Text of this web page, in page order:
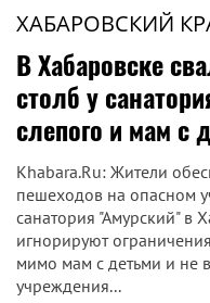
ХАБАРОВСКИЙ
В Хабаровске
столб у
слепого и мам с
Khabara.Ru: Жители
пешеходов на опасном
санатория "Амурский" в
игнорируют
мимо мам с детьми и не
учреждения...